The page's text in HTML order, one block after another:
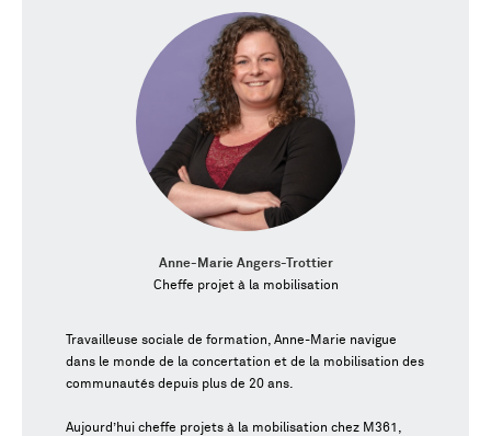
Anne-Marie Angers-Trottier
Cheffe projet à la mobilisation
Travailleuse sociale de formation, Anne-Marie navigue
dans le monde de la concertation et de la mobilisation des
communautés depuis plus de 20 ans.
Aujourd’hui cheffe projets à la mobilisation chez M361,